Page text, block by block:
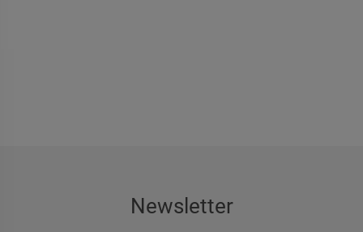
Newsletter